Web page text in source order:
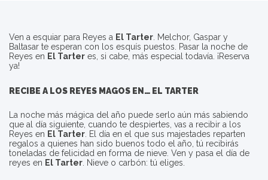
Ven a esquiar para Reyes a El Tarter . Melchor, Gaspar y
Baltasar te esperan con los esquís puestos. Pasar la noche de
Reyes en El Tarter es, si cabe, más especial todavía. ¡Reserva
ya!
RECIBE A LOS REYES MAGOS EN… EL TARTER
La noche más mágica del año puede serlo aún más sabiendo
que al día siguiente, cuando te despiertes, vas a recibir a los
Reyes en El Tarter . El día en el que sus majestades reparten
regalos a quienes han sido buenos todo el año, tú recibirás
toneladas de felicidad en forma de nieve. Ven y pasa el día de
reyes en El Tarter . Nieve o carbón: tú eliges.